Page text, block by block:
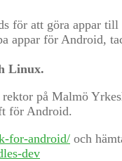
för att göra appar
appar för Android,
Linux.
på Malmö
för Android.
for-android/ och
dev